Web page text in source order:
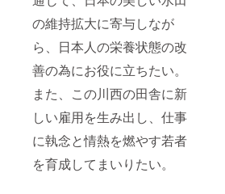
の維持拡大に寄与しなが
ら、日本人の栄養状態の改
善の為にお役に立ちたい。
また、この川西の田舎に新
しい雇用を生み出し、仕事
に執念と情熱を燃やす若者
を育成してまいりたい。